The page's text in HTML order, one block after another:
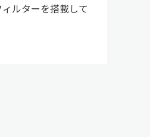
ルターを搭載して